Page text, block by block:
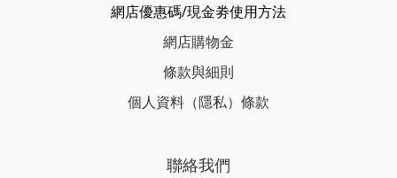
網店優惠碼/現金劵使用方法
網店購物金
條款與細則
個人資料（隱私）條款
聯絡我們